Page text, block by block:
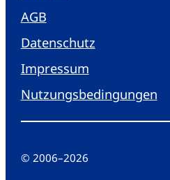
AGB
Datenschutz
Impressum
Nutzungsbedingungen
© 2006–2026